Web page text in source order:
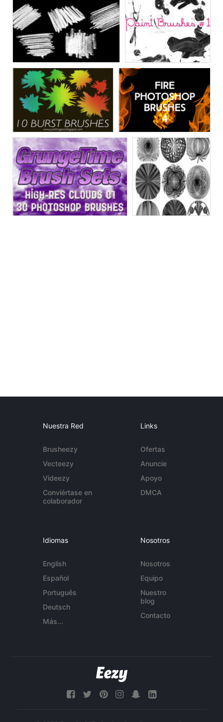
Nuestra Red
Brusheezy
Vecteezy
Videezy
Conviértase en
colaborador
Links
Ofertas
Anuncie
Apoyo
DMCA
Idiomas
English
Español
Português
Deutsch
Más...
Nosotros
Nosotros
Equipo
Nuestro
blog
Contacto